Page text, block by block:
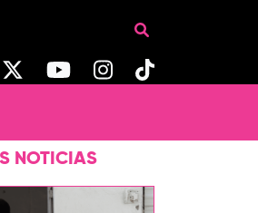
NOTICIAS